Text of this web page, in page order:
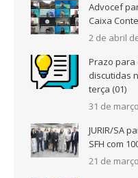
Advocef
Caixa
2 de abril
Prazo para
discutidas
terça (01)
31 de
JURIR/SA
SFH com
21 de